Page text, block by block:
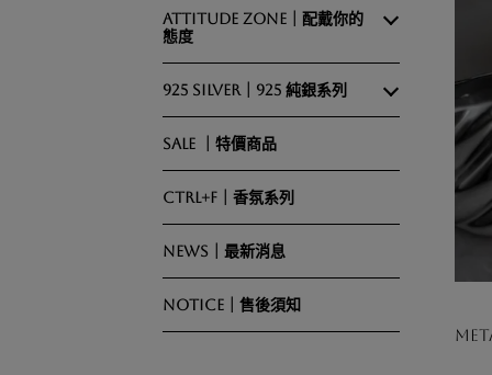
ATTITUDE ZONE｜配戴你的
態度
925 Silver｜925 純銀系列
SALE ｜特價商品
CTRL+F｜香氛系列
NEWS｜最新消息
NOTICE｜售後須知